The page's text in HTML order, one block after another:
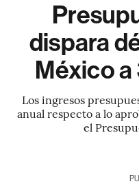
dispara
México a
Los ingresos
anual respecto a lo
el